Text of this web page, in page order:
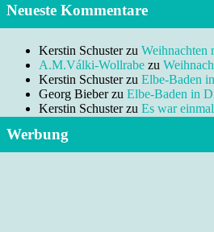
Neueste Kommentare
Kerstin Schusterzu Weihnachten
A.M.Válki-Wollrabe zu
Kerstin Schusterzu Elbe-Baden
Georg Bieberzu Elbe-Baden in
Kerstin Schusterzu Es war
Werbung